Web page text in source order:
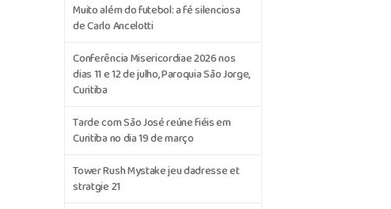
Muito além do futebol: a fé silenciosa
de Carlo Ancelotti
Conferência Misericordiae 2026 nos
dias 11 e 12 de julho, Paroquia São Jorge,
Curitiba
Tarde com São José reúne fiéis em
Curitiba no dia 19 de março
Tower Rush Mystake jeu dadresse et
stratgie 21